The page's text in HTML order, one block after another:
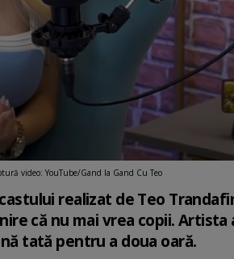
video: YouTube/Gand la Gand Cu Teo
realizat de Teo
că nu mai vrea copii.
tată pentru a doua oară.